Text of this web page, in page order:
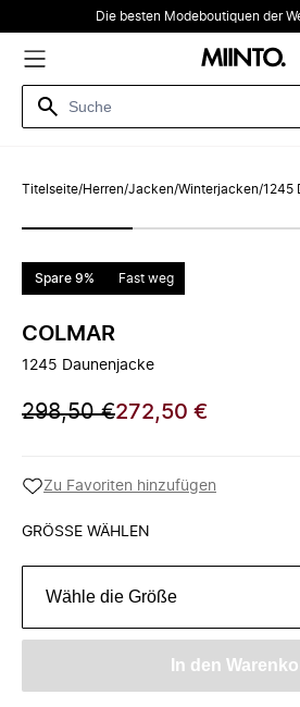
Die besten Modeboutiquen der
Titelseite/Herren/Jacken/Winterjacken/1245
Spare 9% Fast weg
COLMAR
1245 Daunenjacke
298,50 €272,50 €
Zu Favoriten hinzufügen
GRÖSSE WÄHLEN
Wähle die Größe
In den